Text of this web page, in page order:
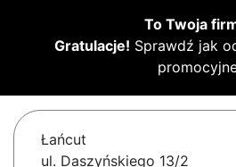
To Twoja
Gratulacje! Sprawdź jak
Łańcut
ul. Daszyńskiego 13/2